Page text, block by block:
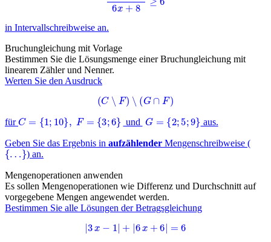
in Intervallschreibweise an.
Bruchungleichung mit Vorlage
Bestimmen Sie die Lösungsmenge einer Bruchungleichung mit
linearem Zähler und Nenner.
Werten Sie den Ausdruck
( C ∖F) ∖ (G∩F )
für C= ;10 } ,F {3 und G= ;5; 9} aus.
Geben Sie das Ergebnis in aufzählender Mengenschreibweise (
{…}) an.
Mengenoperationen anwenden
Es sollen Mengenoperationen wie Differenz und Durchschnitt auf
vorgegebene Mengen angewendet werden.
Bestimmen Sie alle Lösungen der Betragsgleichung
x− | |6 x+ 6 = 6